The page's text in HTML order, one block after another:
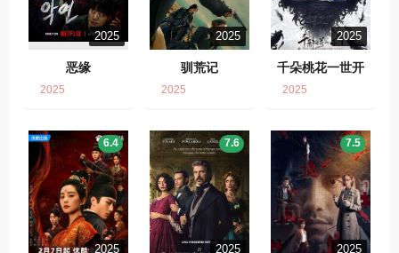
2025
恶缘
2025
2025
驯荒记
2025
2025
千朵桃花一世开
2025
2025
6.4
2025
7.6
2025
7.5